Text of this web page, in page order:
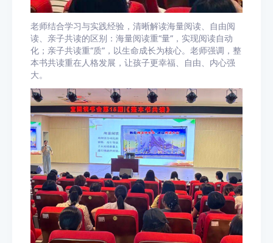
老师结合学习与实践经验，清晰解读海量阅读、自由阅
读、亲子共读的区别：海量阅读重“量”，实现阅读自动
化；亲子共读重“质”，以生命成长为核心。老师强调，整
本书共读重在人格发展，让孩子更幸福、自由、内心强
大。